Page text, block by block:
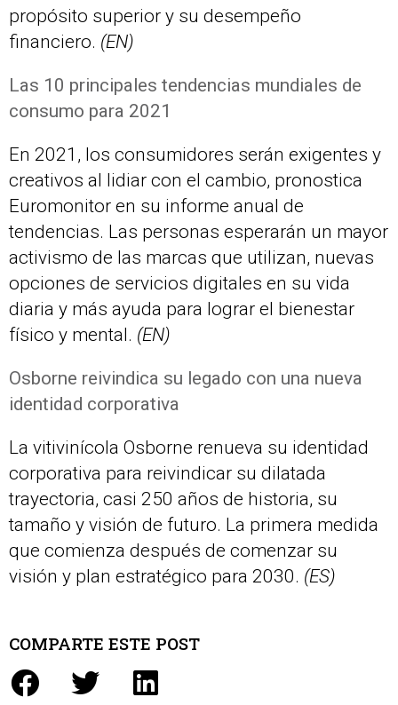
propósito superior y su desempeño
financiero. (EN)
Las 10 principales tendencias mundiales de
consumo para 2021
En 2021, los consumidores serán exigentes y
creativos al lidiar con el cambio, pronostica
Euromonitor en su informe anual de
tendencias. Las personas esperarán un mayor
activismo de las marcas que utilizan, nuevas
opciones de servicios digitales en su vida
diaria y más ayuda para lograr el bienestar
físico y mental. (EN)
Osborne reivindica su legado con una nueva
identidad corporativa
La vitivinícola Osborne renueva su identidad
corporativa para reivindicar su dilatada
trayectoria, casi 250 años de historia, su
tamaño y visión de futuro. La primera medida
que comienza después de comenzar su
visión y plan estratégico para 2030. (ES)
COMPARTE ESTE POST